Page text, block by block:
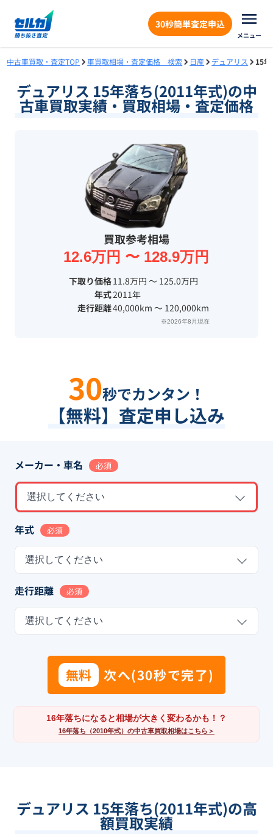
30秒簡単査定申込
メニュー
中古車買取・査定TOP 車買取相場・査定価格 検索 日産 デュアリス 15
デュアリス 15年落ち(2011年式)の中
古車買取実績・買取相場・査定価格
買取参考相場
12.6万円 〜 128.9万円
下取り価格11.8万円 〜 125.0万円
年式2011年
走行距離40,000km 〜 120,000km
※2026年8月現在
30秒でカンタン！
【無料】査定申し込み
メーカー・車名 必須
選択してください
年式 必須
選択してください
走行距離 必須
選択してください
無料 次へ(30秒で完了)
16年落ちになると相場が大きく変わるかも！？
16年落ち（2010年式）の中古車買取相場はこちら＞
デュアリス 15年落ち(2011年式)の高
額買取実績